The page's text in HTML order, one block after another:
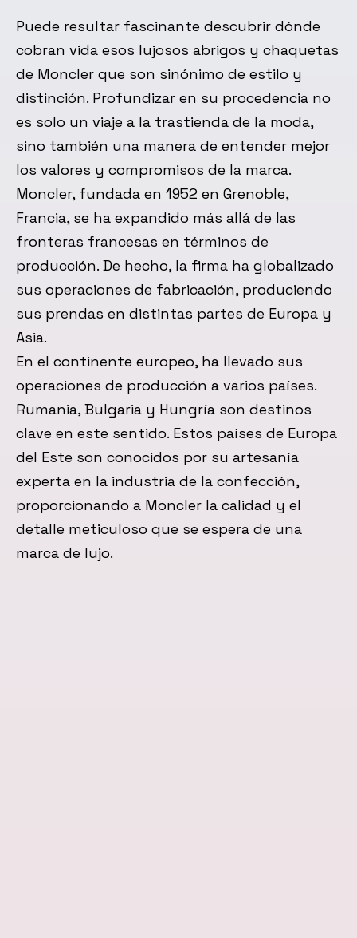
Puede resultar fascinante descubrir dónde
cobran vida esos lujosos abrigos y chaquetas
de Moncler que son sinónimo de estilo y
distinción. Profundizar en su procedencia no
es solo un viaje a la trastienda de la moda,
sino también una manera de entender mejor
los valores y compromisos de la marca.
Moncler, fundada en 1952 en Grenoble,
Francia, se ha expandido más allá de las
fronteras francesas en términos de
producción. De hecho, la firma ha globalizado
sus operaciones de fabricación, produciendo
sus prendas en distintas partes de Europa y
Asia.
En el continente europeo, ha llevado sus
operaciones de producción a varios países.
Rumania, Bulgaria y Hungría son destinos
clave en este sentido. Estos países de Europa
del Este son conocidos por su artesanía
experta en la industria de la confección,
proporcionando a Moncler la calidad y el
detalle meticuloso que se espera de una
marca de lujo.